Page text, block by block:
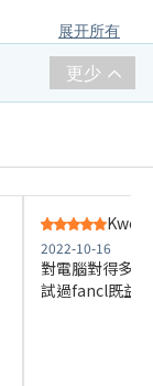
展开所有
更少
2022-10-16
對電腦對得多
試過fancl既益